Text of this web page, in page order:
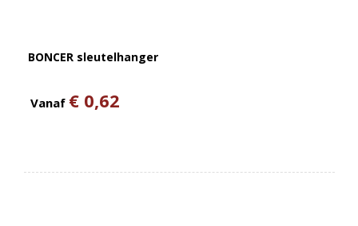
BONCER sleutelhanger
Vanaf € 0,62